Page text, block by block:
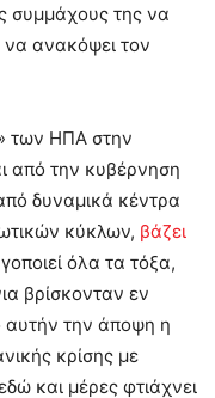
συμμάχους της να
ανακόψει τον
των ΗΠΑ στην
από την κυβέρνηση
δυναμικά κέντρα
κύκλων, βάζει
όλα τα τόξα,
βρίσκονταν εν
αυτήν την άποψη η
κρίσης με
και μέρες φτιάχνει